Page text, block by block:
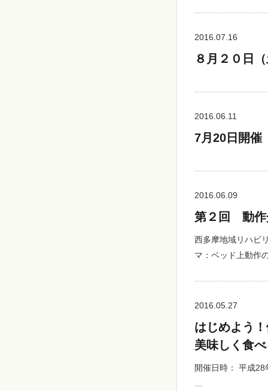
2016.07.16
８月２０日
2016.06.11
7月20日開催
2016.06.09
第２回 動作
西多摩地域リハビ
マ：ベッド上動作
2016.05.27
はじめよう
美味しく食
開催日時： 平成